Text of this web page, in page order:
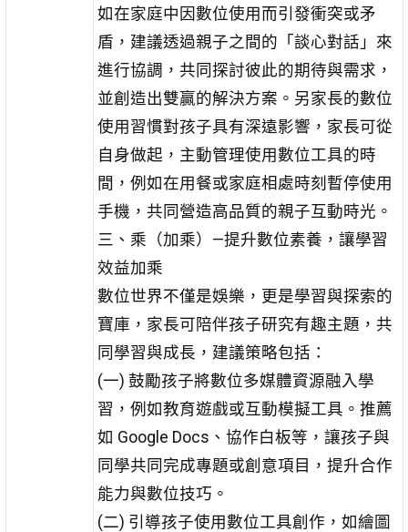
如在家庭中因數位使用而引發衝突或矛
盾，建議透過親子之間的「談心對話」來
進行協調，共同探討彼此的期待與需求，
並創造出雙贏的解決方案。另家長的數位
使用習慣對孩子具有深遠影響，家長可從
自身做起，主動管理使用數位工具的時
間，例如在用餐或家庭相處時刻暫停使用
手機，共同營造高品質的親子互動時光。
三、乘（加乘）—提升數位素養，讓學習
效益加乘
數位世界不僅是娛樂，更是學習與探索的
寶庫，家長可陪伴孩子研究有趣主題，共
同學習與成長，建議策略包括：
(一) 鼓勵孩子將數位多媒體資源融入學
習，例如教育遊戲或互動模擬工具。推薦
如 Google Docs、協作白板等，讓孩子與
同學共同完成專題或創意項目，提升合作
能力與數位技巧。
(二) 引導孩子使用數位工具創作，如繪圖